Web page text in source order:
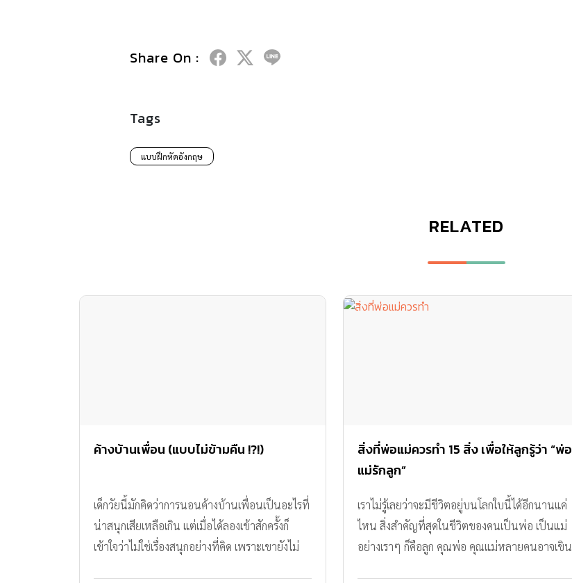
Share On :
Tags
แบบฝึกหัดอังกฤษ
RELATED
ค้างบ้านเพื่อน (แบบไม่ข้ามคืน !?!)
เด็กวัยนี้มักคิดว่าการนอนค้างบ้านเพื่อนเป็นอะไรที่
น่าสนุกเสียเหลือเกิน แต่เมื่อได้ลองเข้าสักครั้งก็
เข้าใจว่าไม่ใช่เรื่องสนุกอย่างที่คิด เพราะเขายังไม่
สิ่งที่พ่อแม่ควรทำ 15 สิ่ง เพื่อให้ลูกรู้ว่า “พ่อ
แม่รักลูก”
เราไม่รู้เลยว่าจะมีชีวิตอยู่บนโลกใบนี้ได้อีกนานแค่
ไหน สิ่งสำคัญที่สุดในชีวิตของคนเป็นพ่อ เป็นแม่
อย่างเราๆ ก็คือลูก คุณพ่อ คุณแม่หลายคนอาจเขิน